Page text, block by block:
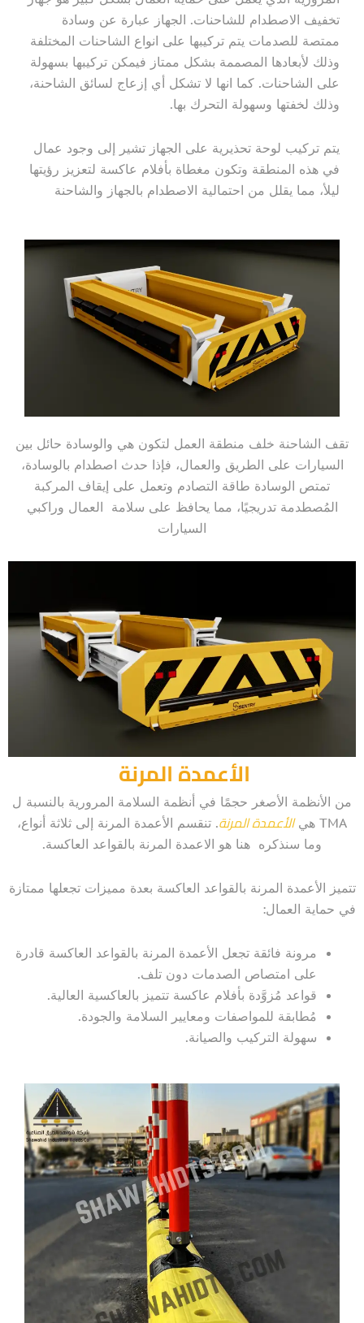
تخفيف الاصطدام للشاحنات. الجهاز عبارة عن وسادة
ممتصة للصدمات يتم تركيبها على انواع الشاحنات المختلفة
وذلك لأبعادها المصممة بشكل ممتاز فيمكن تركيبها بسهولة
على الشاحنات. كما انها لا تشكل أي إزعاج لسائق الشاحنة،
وذلك لخفتها وسهولة التحرك بها.
يتم تركيب لوحة تحذيرية على الجهاز تشير إلى وجود عمال
في هذه المنطقة وتكون مغطاة بأفلام عاكسة لتعزيز رؤيتها
ليلأ، مما يقلل من احتمالية الاصطدام بالجهاز والشاحنة
تقف الشاحنة خلف منطقة العمل لتكون هي والوسادة حائل بين
السيارات على الطريق والعمال، فإذا حدث اصطدام بالوسادة،
تمتص الوسادة طاقة التصادم وتعمل على إيقاف المركبة
المُصطدمة تدريجيًا، مما يحافظ على سلامة العمال وراكبي
السيارات
الأعمدة المرنة
من الأنظمة الأصغر حجمًا في أنظمة السلامة المرورية بالنسبة ل
TMA هي
الأعمدة المرنة. تنقسم الأعمدة المرنة إلى ثلاثة أنواع،
وما سنذكره هنا هو الاعمدة المرنة بالقواعد العاكسة.
تتميز الأعمدة المرنة بالقواعد العاكسة بعدة مميزات تجعلها ممتازة
في حماية العمال:
مرونة فائقة تجعل الأعمدة المرنة بالقواعد العاكسة قادرة
على امتصاص الصدمات دون تلف.
قواعد مُزوَّدة بأفلام عاكسة تتميز بالعاكسية العالية.
مُطابقة للمواصفات ومعايير السلامة والجودة.
سهولة التركيب والصيانة.